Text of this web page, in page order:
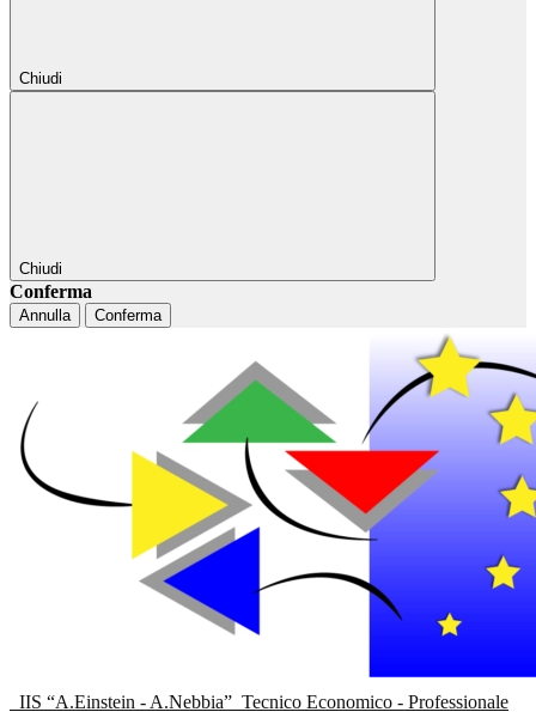
Chiudi
Chiudi
Conferma
Annulla Conferma
IIS “A.Einstein - A.Nebbia” Tecnico Economico - Professionale